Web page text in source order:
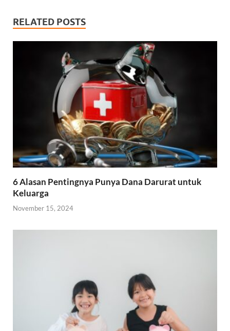
RELATED POSTS
6 Alasan Pentingnya Punya Dana Darurat untuk
Keluarga
November 15, 2024